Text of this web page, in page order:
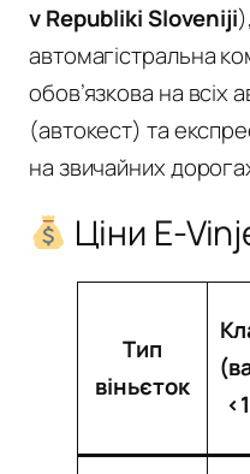
v Republiki Sloveniji
автомагістральна
обов’язкова на всіх
(автокест) та
на звичайних
Ціни E-
Тип
віньєток